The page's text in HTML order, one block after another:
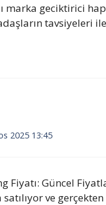
marka geciktirici
tavsiyeleri
2025 13:45
Fiyatı: Güncel
satılıyor ve